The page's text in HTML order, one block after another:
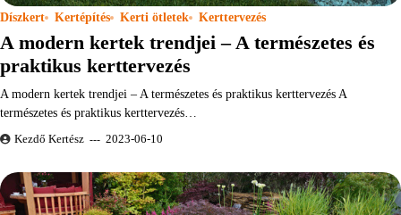
Díszkert Kertépítés Kerti ötletek Kerttervezés
A modern kertek trendjei – A természetes és
praktikus kerttervezés
A modern kertek trendjei – A természetes és praktikus kerttervezés A
természetes és praktikus kerttervezés…
Kezdő Kertész 2023-06-10